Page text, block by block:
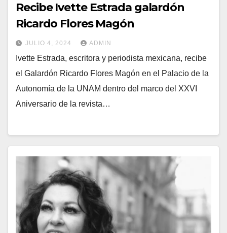
Recibe Ivette Estrada galardón
Ricardo Flores Magón
JULIO 4, 2024 ADMIN
Ivette Estrada, escritora y periodista mexicana, recibe
el Galardón Ricardo Flores Magón en el Palacio de la
Autonomía de la UNAM dentro del marco del XXVI
Aniversario de la revista…